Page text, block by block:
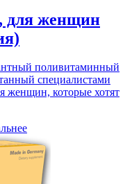
женщин
поливитаминный
специалистами
женщин, которые хотят